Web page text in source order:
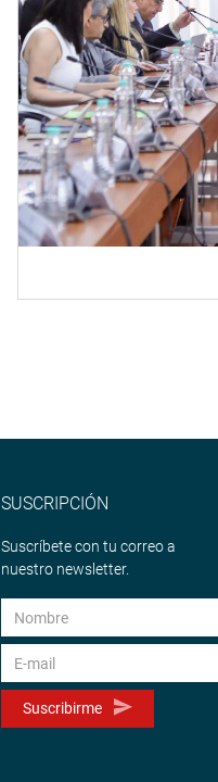
SUSCRIPCIÓN
Suscríbete con tu correo a
nuestro newsletter.
Suscribirme